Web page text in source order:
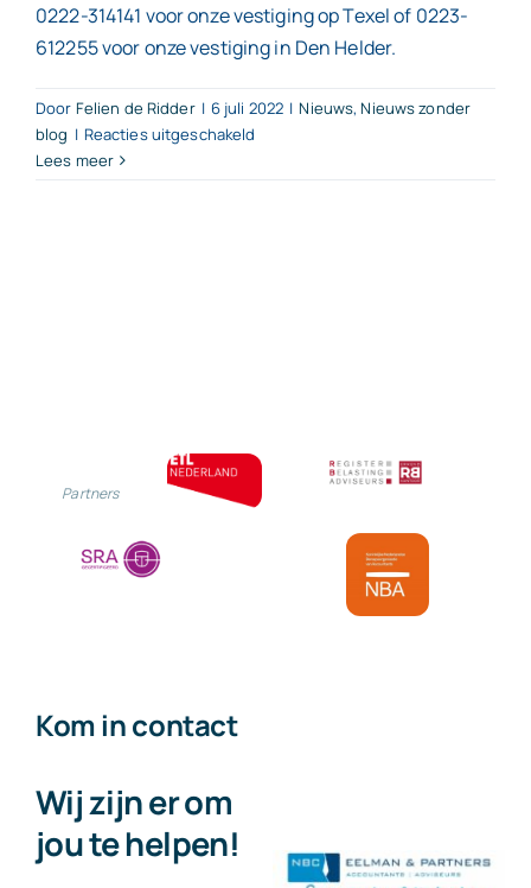
0222-314141 voor onze vestiging op Texel of 0223-
612255 voor onze vestiging in Den Helder.
Door Felien de Ridder | 6 juli 2022 | Nieuws,Nieuws zonder
blog | Reacties uitgeschakeld
Lees meer
Partners
Kom in contact
Wij zijn er om
jou te helpen!